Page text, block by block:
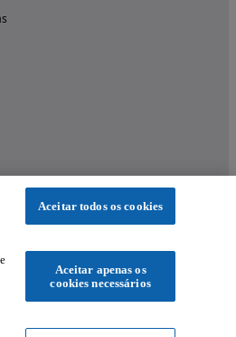
Aceitar todos os cookies
Aceitar apenas os
cookies necessários